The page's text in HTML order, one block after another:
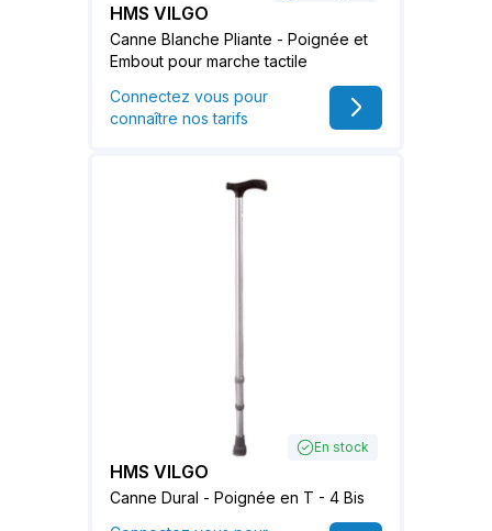
HMS VILGO
Canne Blanche Pliante - Poignée et
Embout pour marche tactile
Connectez vous pour
connaître nos tarifs
En stock
HMS VILGO
Canne Dural - Poignée en T - 4 Bis